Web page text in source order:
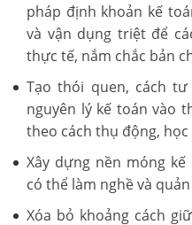
pháp định khoản kế
và vận dụng triệt để
thực tế, nắm chắc bản
Tạo thói quen, cách
nguyên lý kế toán vào
theo cách thụ động, học
Xây dựng nền móng
có thể làm nghề và
Xóa bỏ khoảng cách